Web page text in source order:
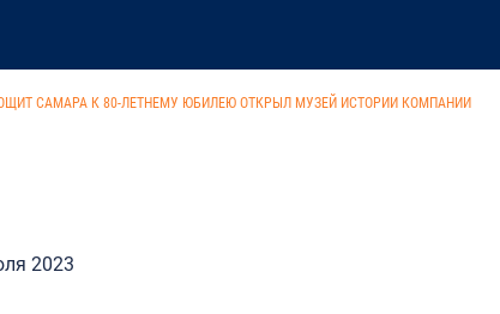
САМАРА К 80-ЛЕТНЕМУ ЮБИЛЕЮ ОТКРЫЛ МУЗЕЙ ИСТОРИИ КОМПАНИИ
2023